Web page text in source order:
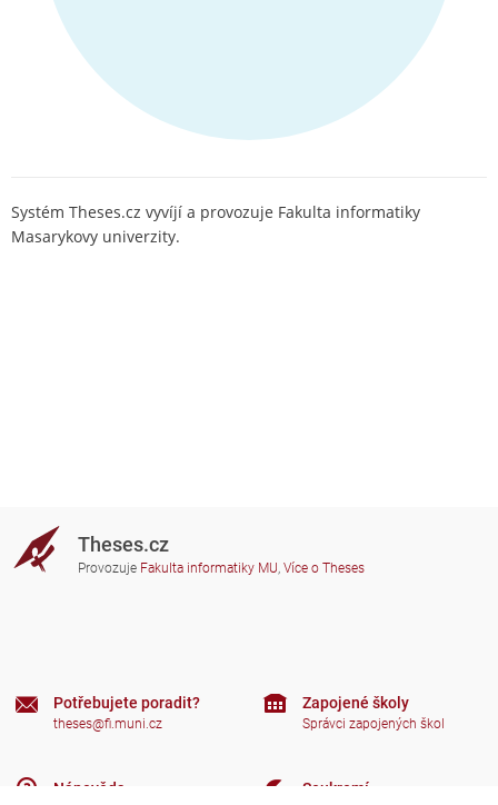
Systém Theses.cz vyvíjí a provozuje Fakulta informatiky
Masarykovy univerzity.
Theses.cz
Provozuje Fakulta informatiky MU, Více o Theses
Potřebujete poradit?
theses@fi.muni.cz
Nápověda
Zapojené školy
Správci zapojených škol
Soukromí